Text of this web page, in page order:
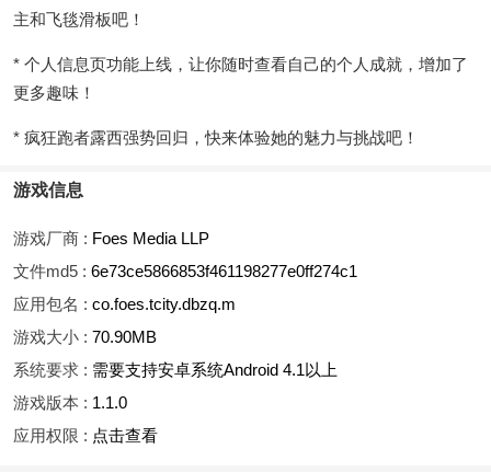
主和飞毯滑板吧！
* 个人信息页功能上线，让你随时查看自己的个人成就，增加了
更多趣味！
* 疯狂跑者露西强势回归，快来体验她的魅力与挑战吧！
游戏信息
游戏厂商 : Foes Media LLP
文件md5 : 6e73ce5866853f461198277e0ff274c1
应用包名 : co.foes.tcity.dbzq.m
游戏大小 : 70.90MB
系统要求 : 需要支持安卓系统Android 4.1以上
游戏版本 : 1.1.0
应用权限 : 点击查看